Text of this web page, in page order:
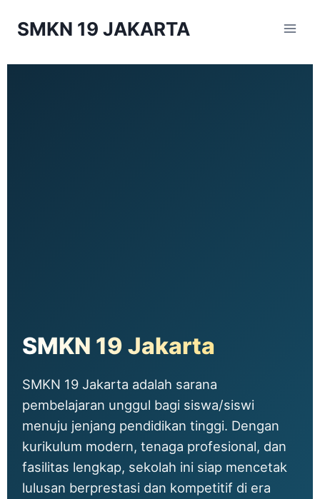
SMKN 19 JAKARTA
SMKN 19 Jakarta
SMKN 19 Jakarta adalah sarana
pembelajaran unggul bagi siswa/siswi
menuju jenjang pendidikan tinggi. Dengan
kurikulum modern, tenaga profesional, dan
fasilitas lengkap, sekolah ini siap mencetak
lulusan berprestasi dan kompetitif di era